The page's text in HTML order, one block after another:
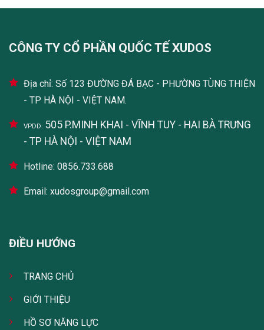
CÔNG TY CỔ PHẦN QUỐC TẾ XUDOS
Địa chỉ: Số 123 ĐƯỜNG ĐÁ BẠC - PHƯỜNG TÙNG THIỆN
- TP HÀ NỘI - VIỆT NAM.
VPDD: 505 P.MINH KHAI - VĨNH TUY - HAI BÀ TRƯNG
- TP HÀ NỘI - VIỆT NAM
Hotline: 0856.733.688
Email: xudosgroup@gmail.com
ĐIỀU HƯỚNG
TRANG CHỦ
GIỚI THIỆU
HỒ SƠ NĂNG LỰC